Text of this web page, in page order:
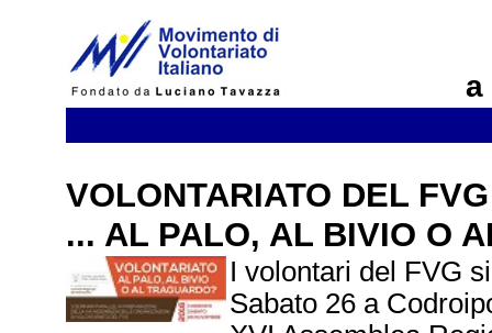
a
VOLONTARIATO DEL
... AL PALO, AL BIVIO O
I volontari del FVG
Sabato 26 a